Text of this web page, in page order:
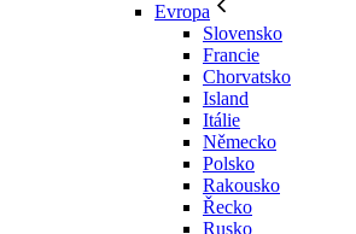
Evropa
Slovensko
Francie
Chorvatsko
Island
Itálie
Německo
Polsko
Rakousko
Řecko
Rusko